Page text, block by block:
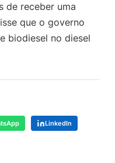
de receber uma
que o governo
biodiesel no diesel
LinkedIn